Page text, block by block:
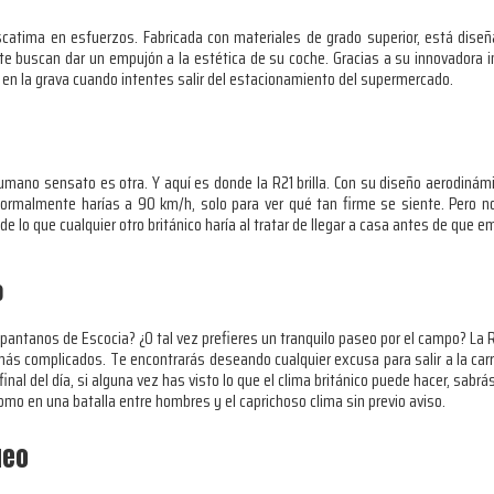
en esfuerzos. Fabricada con materiales de grado superior, está
buscan dar un empujón a la estética de su coche. Gracias a su
la grava cuando intentes salir del estacionamiento del supermercado.
sensato es otra. Y aquí es donde la R21 brilla. Con su diseño
harías a 90 km/h, solo para ver qué tan firme se siente. Pero
lo que cualquier otro británico haría al tratar de llegar a casa antes de que
de Escocia? ¿O tal vez prefieres un tranquilo paseo por el campo?
complicados. Te encontrarás deseando cualquier excusa para salir a la
del día, si alguna vez has visto lo que el clima británico puede hacer,
en una batalla entre hombres y el caprichoso clima sin previo aviso.